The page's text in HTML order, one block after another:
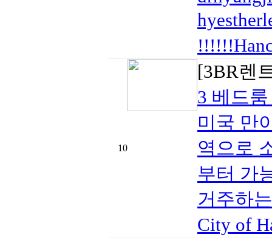
10
[3BR렌
3 베드
미국 만
역으로
부터 가
거주하
City of